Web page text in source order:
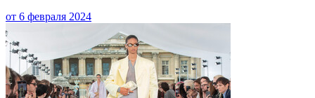
от 6 февраля 2024